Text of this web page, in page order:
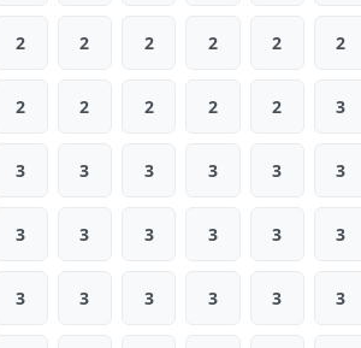
2 2 2 2 2 2
2 2 2 2 2 3
3 3 3 3 3 3
3 3 3 3 3 3
3 3 3 3 3 3